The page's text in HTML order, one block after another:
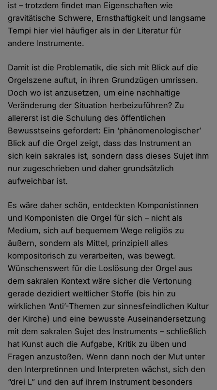
ist – trotzdem findet man Eigenschaften wie
gravitätische Schwere, Ernsthaftigkeit und langsame
Tempi hier viel häufiger als in der Literatur für
andere Instrumente.
Damit ist die Problematik, die sich mit Blick auf die
Orgelszene auftut, in ihren Grundzügen umrissen.
Doch wo ist anzusetzen, um eine nachhaltige
Veränderung der Situation herbeizuführen? Zu
allererst ist die Schulung des öffentlichen
Bewusstseins gefordert: Ein ‘phänomenologischer’
Blick auf die Orgel zeigt, dass das Instrument an
sich kein sakrales ist, sondern dass dieses Sujet ihm
nur zugeschrieben und daher grundsätzlich
aufweichbar ist.
Es wäre daher schön, entdeckten Komponistinnen
und Komponisten die Orgel für sich – nicht als
Medium, sich auf bequemem Wege religiös zu
äußern, sondern als Mittel, prinzipiell alles
kompositorisch zu verarbeiten, was bewegt.
Wünschenswert für die Loslösung der Orgel aus
dem sakralen Kontext wäre sicher die Vertonung
gerade dezidiert weltlicher Stoffe (bis hin zu
wirklichen ‘Anti’-Themen zur sinnesfeindlichen Kultur
der Kirche) und eine bewusste Auseinandersetzung
mit dem sakralen Sujet des Instruments – schließlich
hat Kunst auch die Aufgabe, Kritik zu üben und
Fragen anzustoßen. Wenn dann noch der Mut unter
den Interpretinnen und Interpreten wächst, sich den
“drei L” und den auf ihrem Instrument besonders